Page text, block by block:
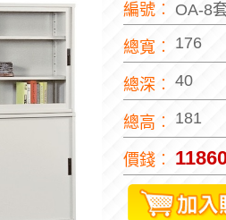
編號︰ OA-8
總寬︰ 176
總深︰ 40
總高︰ 181
價錢︰